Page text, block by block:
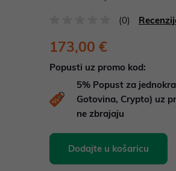
(0)
173,00 €
Popusti uz promo kod:
5% Popust za
Gotovina, Crypto) uz
ne zbrajaju
Dodajte u košaricu